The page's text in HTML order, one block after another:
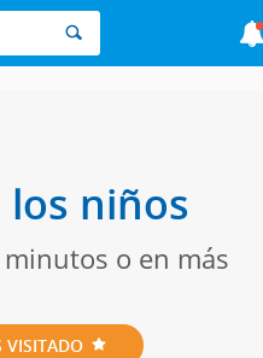
niños
o en más
VISITADO